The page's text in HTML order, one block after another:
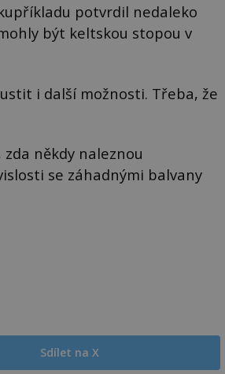
potvrdil nedaleko
být keltskou stopou v
i další možnosti. Třeba, že
někdy naleznou
se záhadnými balvany
Sdílet na X